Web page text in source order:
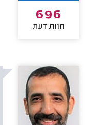
696
חוות דעת